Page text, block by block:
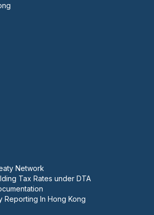
Network
Tax Rates under DTA
Reporting In Hong Kong